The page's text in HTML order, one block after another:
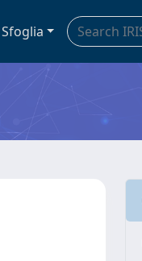
Sfoglia